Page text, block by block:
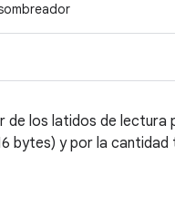
de los latidos de
bytes) y por la